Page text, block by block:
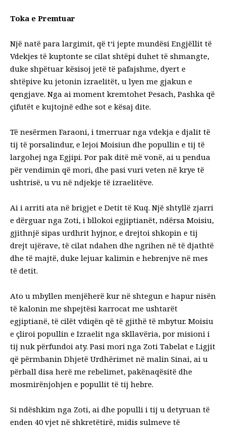
Toka e Premtuar
Një natë para largimit, që t‘i jepte mundësi Engjëllit të
Vdekjes të kuptonte se cilat shtëpi duhet të shmangte,
duke shpëtuar kësisoj jetë të pafajshme, dyert e
shtëpive ku jetonin izraelitët, u lyen me gjakun e
qengjave. Nga ai moment kremtohet Pesach, Pashka që
çifutët e kujtojnë edhe sot e kësaj dite.
Të nesërmen Faraoni, i tmerruar nga vdekja e djalit të
tij të porsalindur, e lejoi Moisiun dhe popullin e tij të
largohej nga Egjipi. Por pak ditë më vonë, ai u pendua
për vendimin që mori, dhe pasi vuri veten në krye të
ushtrisë, u vu në ndjekje të izraelitëve.
Ai i arriti ata në brigjet e Detit të Kuq. Një shtyllë zjarri
e dërguar nga Zoti, i bllokoi egjiptianët, ndërsa Moisiu,
gjithnjë sipas urdhrit hyjnor, e drejtoi shkopin e tij
drejt ujërave, të cilat ndahen dhe ngrihen në të djathtë
dhe të majtë, duke lejuar kalimin e hebrenjve në mes
të detit.
Ato u mbyllen menjëherë kur në shtegun e hapur nisën
të kalonin me shpejtësi karrocat me ushtarët
egjiptianë, të cilët vdiqën që të gjithë të mbytur. Moisiu
e çliroi popullin e Izraelit nga skllavëria, por misioni i
tij nuk përfundoi aty. Pasi mori nga Zoti Tabelat e Ligjit
që përmbanin Dhjetë Urdhërimet në malin Sinai, ai u
përball disa herë me rebelimet, pakënaqësitë dhe
mosmirënjohjen e popullit të tij hebre.
Si ndëshkim nga Zoti, ai dhe populli i tij u detyruan të
enden 40 vjet në shkretëtirë, midis sulmeve të